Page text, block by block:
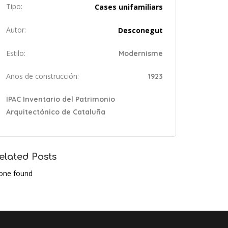
Tipo: Cases unifamiliars
Autor: Desconegut
Estilo: Modernisme
Años de construcción: 1923
IPAC Inventario del Patrimonio
Arquitectónico de Cataluña
Posts
found